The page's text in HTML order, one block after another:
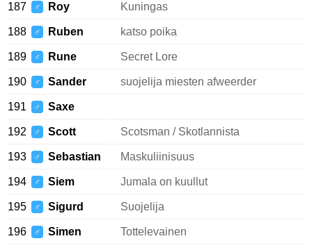
187 ♂ Roy Kuningas
188 ♂ Ruben katso poika
189 ♂ Rune Secret Lore
190 ♂ Sander suojelija miesten afweerder
191 ♂ Saxe
192 ♂ Scott Scotsman / Skotlannista
193 ♂ Sebastian Maskuliinisuus
194 ♂ Siem Jumala on kuullut
195 ♂ Sigurd Suojelija
196 ♂ Simen Tottelevainen